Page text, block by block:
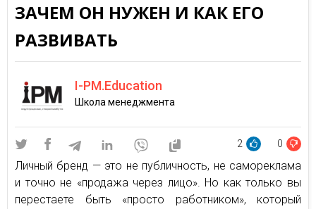
ЗАЧЕМ ОН НУЖЕН И КАК ЕГО
РАЗВИВАТЬ
I-PM.Education
Школа менеджмента
2 0
Личный бренд — это не публичность, не самореклама
и точно не «продажа через лицо». Но как только вы
перестаете быть «просто работником», который